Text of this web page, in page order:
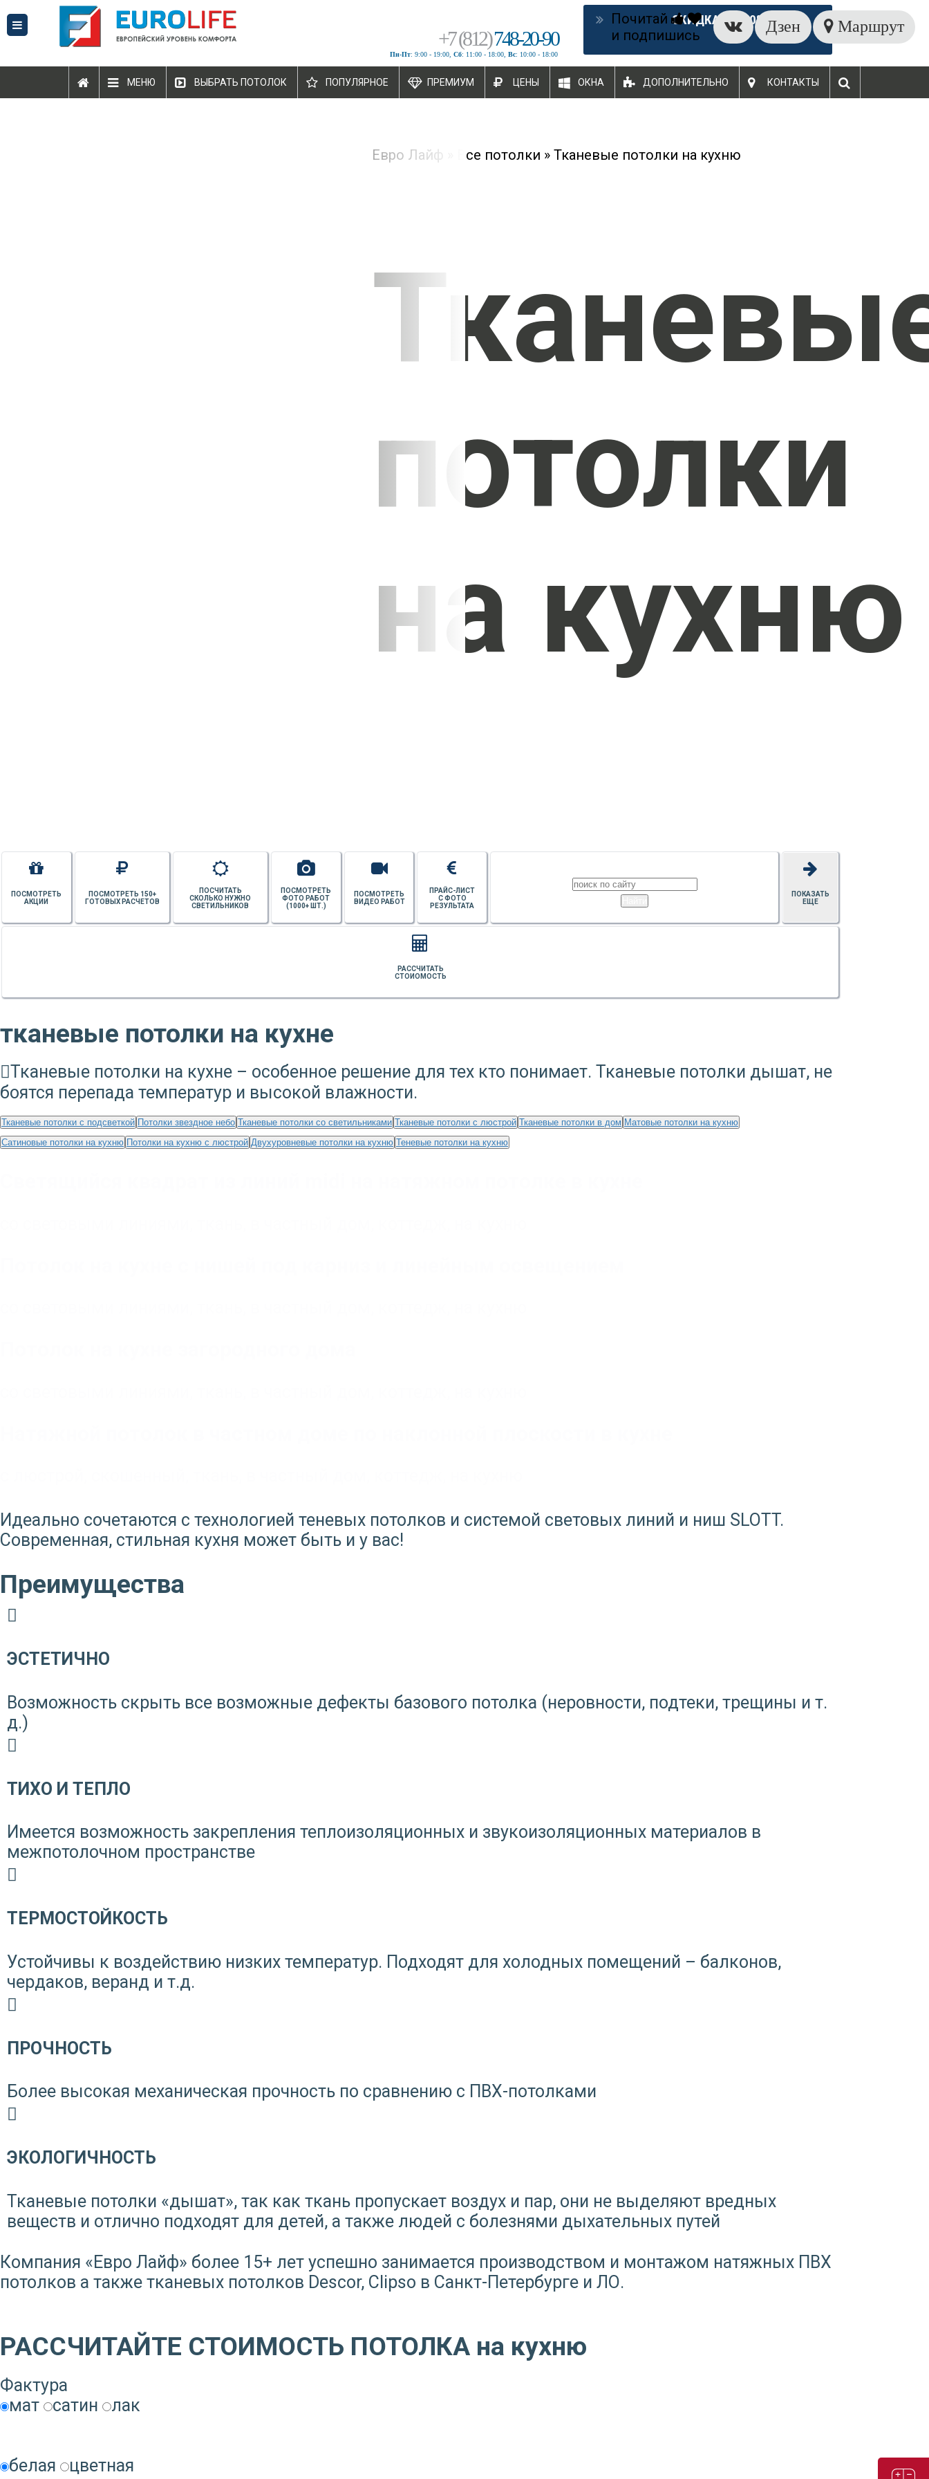
+7(812)748-20-90
Пн-Пт: 9:00 - 19:00, Сб: 11:00 - 18:00, Вс: 10:00 - 18:00
СКИДКА ДО 60%
МЕНЮ ВЫБРАТЬ ПОТОЛОК ПОПУЛЯРНОЕ ПРЕМИУМ ЦЕНЫ ОКНА ДОПОЛНИТЕЛЬНО КОНТАКТЫ
Почитай
и подпишись
Дзен Маршрут
Евро Лайф Все потолки » Тканевые потолки на кухню
потолки
на кухню
ПОКАЗАТЬ
ЕЩЕ
ПРАЙС-ЛИСТ
С ФОТО
РЕЗУЛЬТАТА
ПОСМОТРЕТЬ
ВИДЕО РАБОТ
ПОСМОТРЕТЬ
ФОТО РАБОТ
(1000+ ШТ.)
ПОСЧИТАТЬ
СКОЛЬКО НУЖНО
СВЕТИЛЬНИКОВ
ПОСМОТРЕТЬ 150+
ГОТОВЫХ РАСЧЕТОВ
ПОСМОТРЕТЬ
АКЦИИ
РАССЧИТАТЬ
СТОИОМОСТЬ
тканевые потолки на кухне
Тканевые потолки на кухне – особенное решение для тех кто понимает. Тканевые потолки дышат, не
боятся перепада температур и высокой влажности.
Тканевые потолки с подсветкой Потолки звездное небо Тканевые потолки со светильниками Тканевые потолки с люстрой Тканевые потолки в дом Матовые потолки на кухню
Сатиновые потолки на кухню Потолки на кухню с люстрой Двухуровневые потолки на кухню Теневые потолки на кухню
Идеально сочетаются с технологией теневых потолков и системой световых линий и ниш SLOTT.
Современная, стильная кухня может быть и у вас!
Преимущества
ЭСТЕТИЧНО
Возможность скрыть все возможные дефекты базового потолка (неровности, подтеки, трещины и т.
д.)
ТИХО И ТЕПЛО
Имеется возможность закрепления теплоизоляционных и звукоизоляционных материалов в
межпотолочном пространстве
ТЕРМОСТОЙКОСТЬ
Устойчивы к воздействию низких температур. Подходят для холодных помещений – балконов,
чердаков, веранд и т.д.
ПРОЧНОСТЬ
Более высокая механическая прочность по сравнению с ПВХ-потолками
ЭКОЛОГИЧНОСТЬ
Тканевые потолки «дышат», так как ткань пропускает воздух и пар, они не выделяют вредных
веществ и отлично подходят для детей, а также людей с болезнями дыхательных путей
Компания «Евро Лайф» более 15+ лет успешно занимается производством и монтажом натяжных ПВХ
потолков а также тканевых потолков Descor, Clipso в Санкт-Петербурге и ЛО.
РАССЧИТАЙТЕ СТОИМОСТЬ ПОТОЛКА на кухню
Фактура
мат
сатин лак
белая цветная